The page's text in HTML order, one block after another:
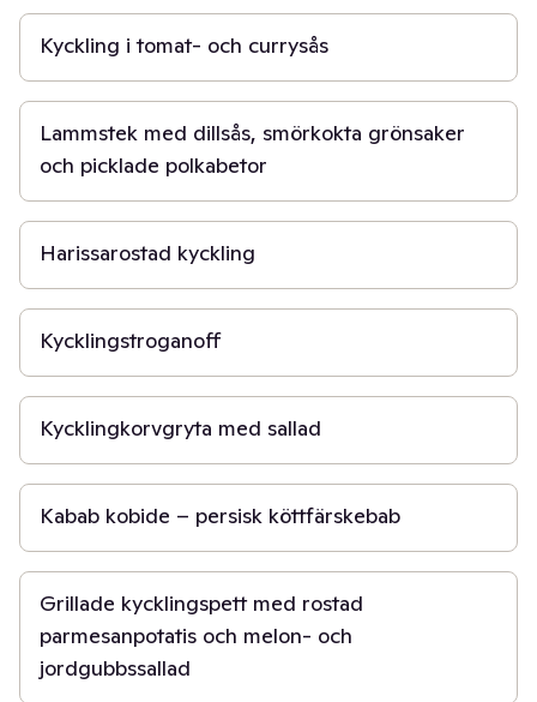
Kyckling i tomat- och currysås
1 t 30 min
Lammstek med dillsås, smörkokta grönsaker
och picklade polkabetor
40 min
Harissarostad kyckling
30 min
Kycklingstroganoff
15 min
Kycklingkorvgryta med sallad
2 t
Kabab kobide – persisk köttfärskebab
1 t
Grillade kycklingspett med rostad
parmesanpotatis och melon- och
jordgubbssallad